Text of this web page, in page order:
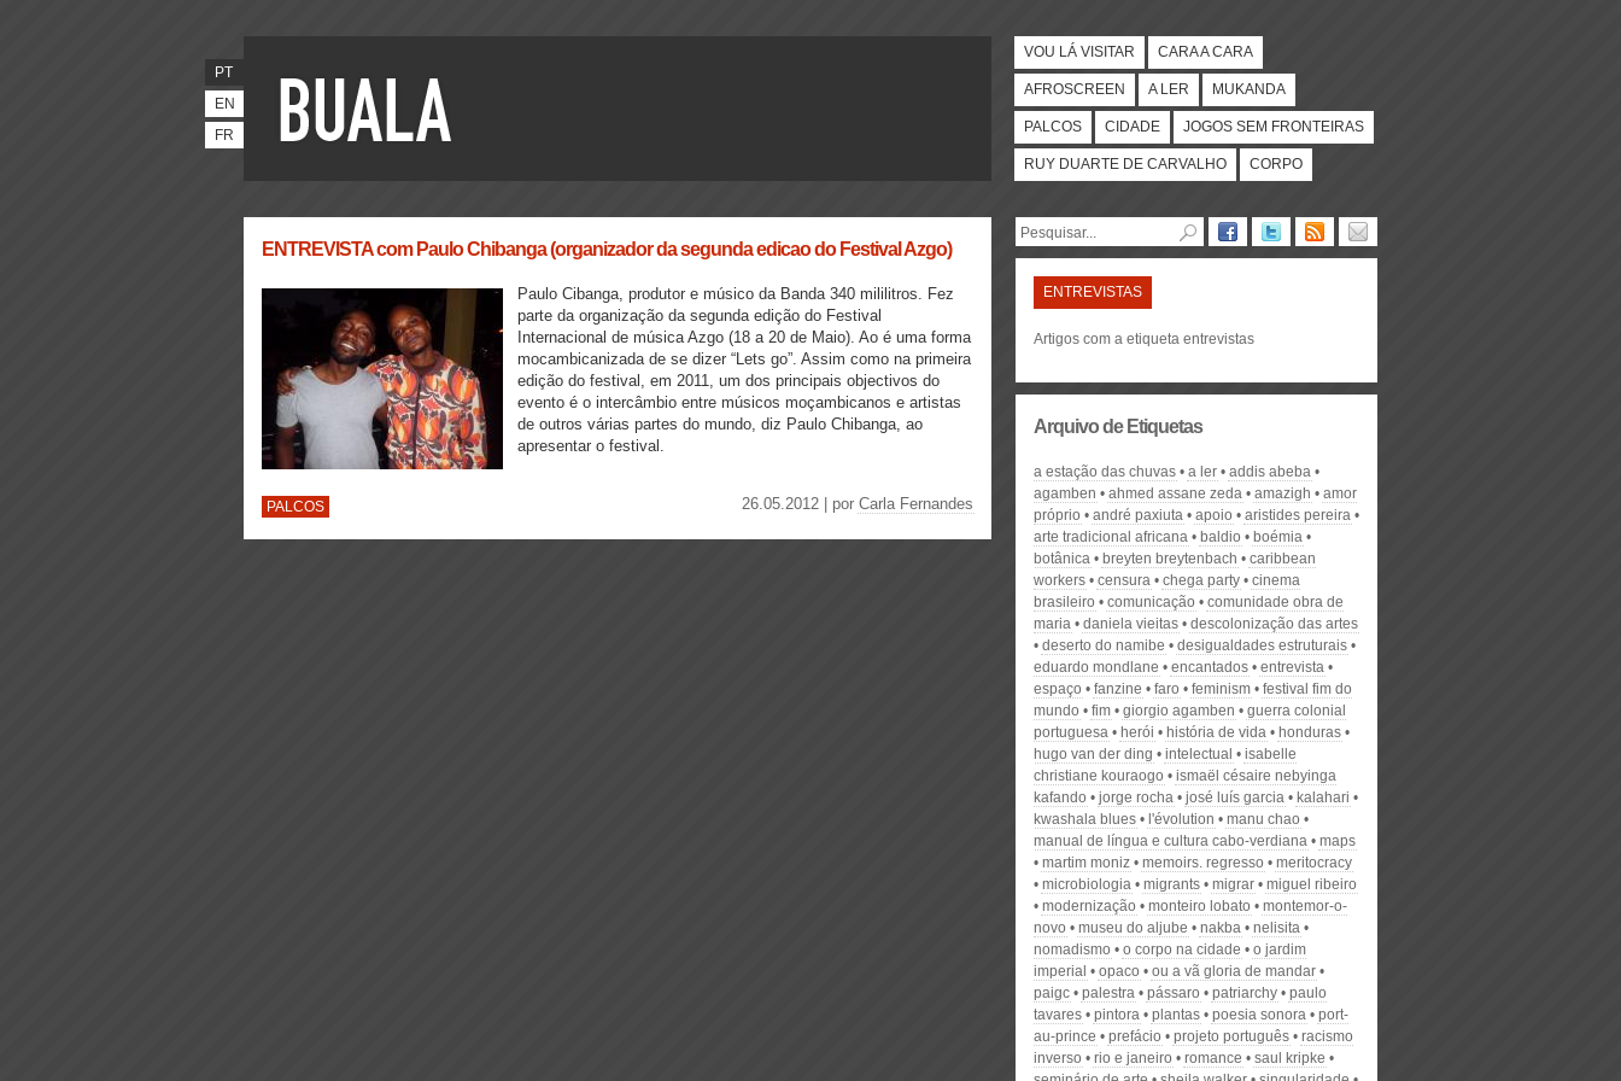
PT
EN
FR
VOU LÁ VISITAR CARA A CARA
AFROSCREEN A LER MUKANDA
PALCOS CIDADE JOGOS SEM FRONTEIRAS
RUY DUARTE DE CARVALHO CORPO
ENTREVISTA com Paulo Chibanga (organizador da segunda edicao do Festival Azgo)
Paulo Cibanga, produtor e músico da Banda 340 mililitros. Fez
parte da organização da segunda edição do Festival
Internacional de música Azgo (18 a 20 de Maio). Ao é uma forma
mocambicanizada de se dizer “Lets go”. Assim como na primeira
edição do festival, em 2011, um dos principais objectivos do
evento é o intercâmbio entre músicos moçambicanos e artistas
de outros várias partes do mundo, diz Paulo Chibanga, ao
apresentar o festival.
PALCOS 26.05.2012 | por Carla Fernandes
ENTREVISTAS
Artigos com a etiqueta entrevistas
Arquivo de Etiquetas
a estação das chuvas a ler
addis abeba
agamben
ahmed assane zeda amazigh
amor
próprio
andré paxiuta apoio
aristides pereira
arte tradicional africana
baldio
boémia
botânica
breyten breytenbach
caribbean
workers
censura chega party
cinema
brasileiro
comunicação
comunidade obra de
maria
daniela vieitas
descolonização das artes
deserto do namibe
desigualdades estruturais
eduardo mondlane
encantados
entrevista
espaço
fanzine faro feminism
festival fim do
mundo
fim giorgio agamben
guerra colonial
portuguesa
herói história de vida
honduras
hugo van der ding
intelectual
isabelle
christiane kouraogo
ismaël césaire nebyinga
kafando
jorge rocha josé luís garcia
kalahari
kwashala blues
l'évolution
manu chao
manual de língua e cultura cabo-verdiana
maps
martim moniz
memoirs. regresso
meritocracy
microbiologia
migrants migrar
miguel ribeiro
modernização
monteiro lobato
montemor-o-
novo
museu do aljube nakba
nelisita
nomadismo
o corpo na cidade
o jardim
imperial
opaco
ou a vã gloria de mandar
paigc
palestra pássaro patriarchy
paulo
tavares
pintora plantas poesia sonora
port-
au-prince
prefácio projeto português
racismo
inverso
rio e janeiro romance
saul kripke